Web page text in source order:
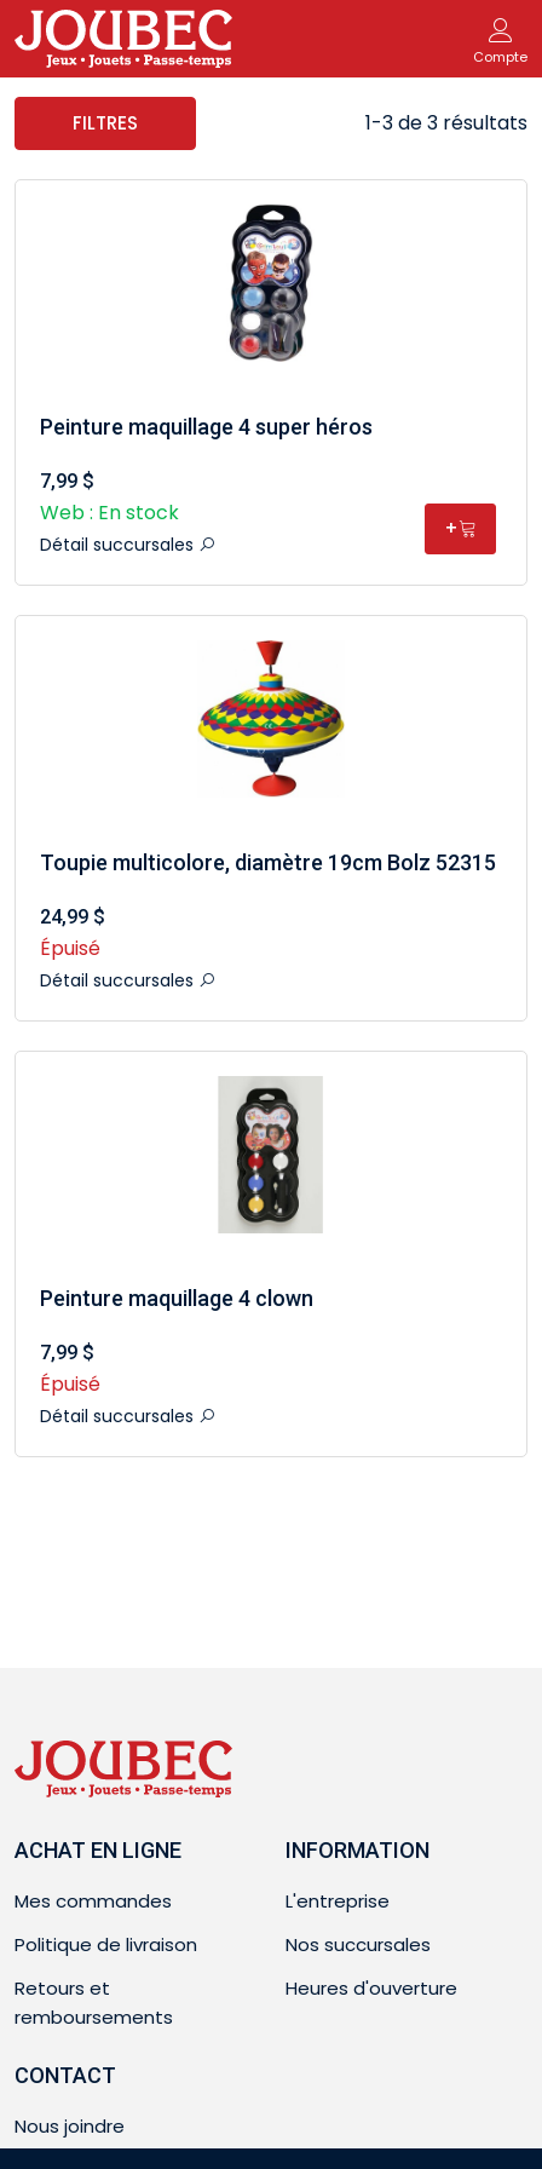
Compte
FILTRES 1-3 de 3 résultats
Peinture maquillage 4 super héros
7,99 $
Web : En stock
Détail succursales
+
Toupie multicolore, diamètre 19cm Bolz 52315
24,99 $
Épuisé
Détail succursales
Peinture maquillage 4 clown
7,99 $
Épuisé
Détail succursales
ACHAT EN LIGNE
Mes commandes
Politique de livraison
Retours et
remboursements
INFORMATION
L'entreprise
Nos succursales
Heures d'ouverture
CONTACT
Nous joindre